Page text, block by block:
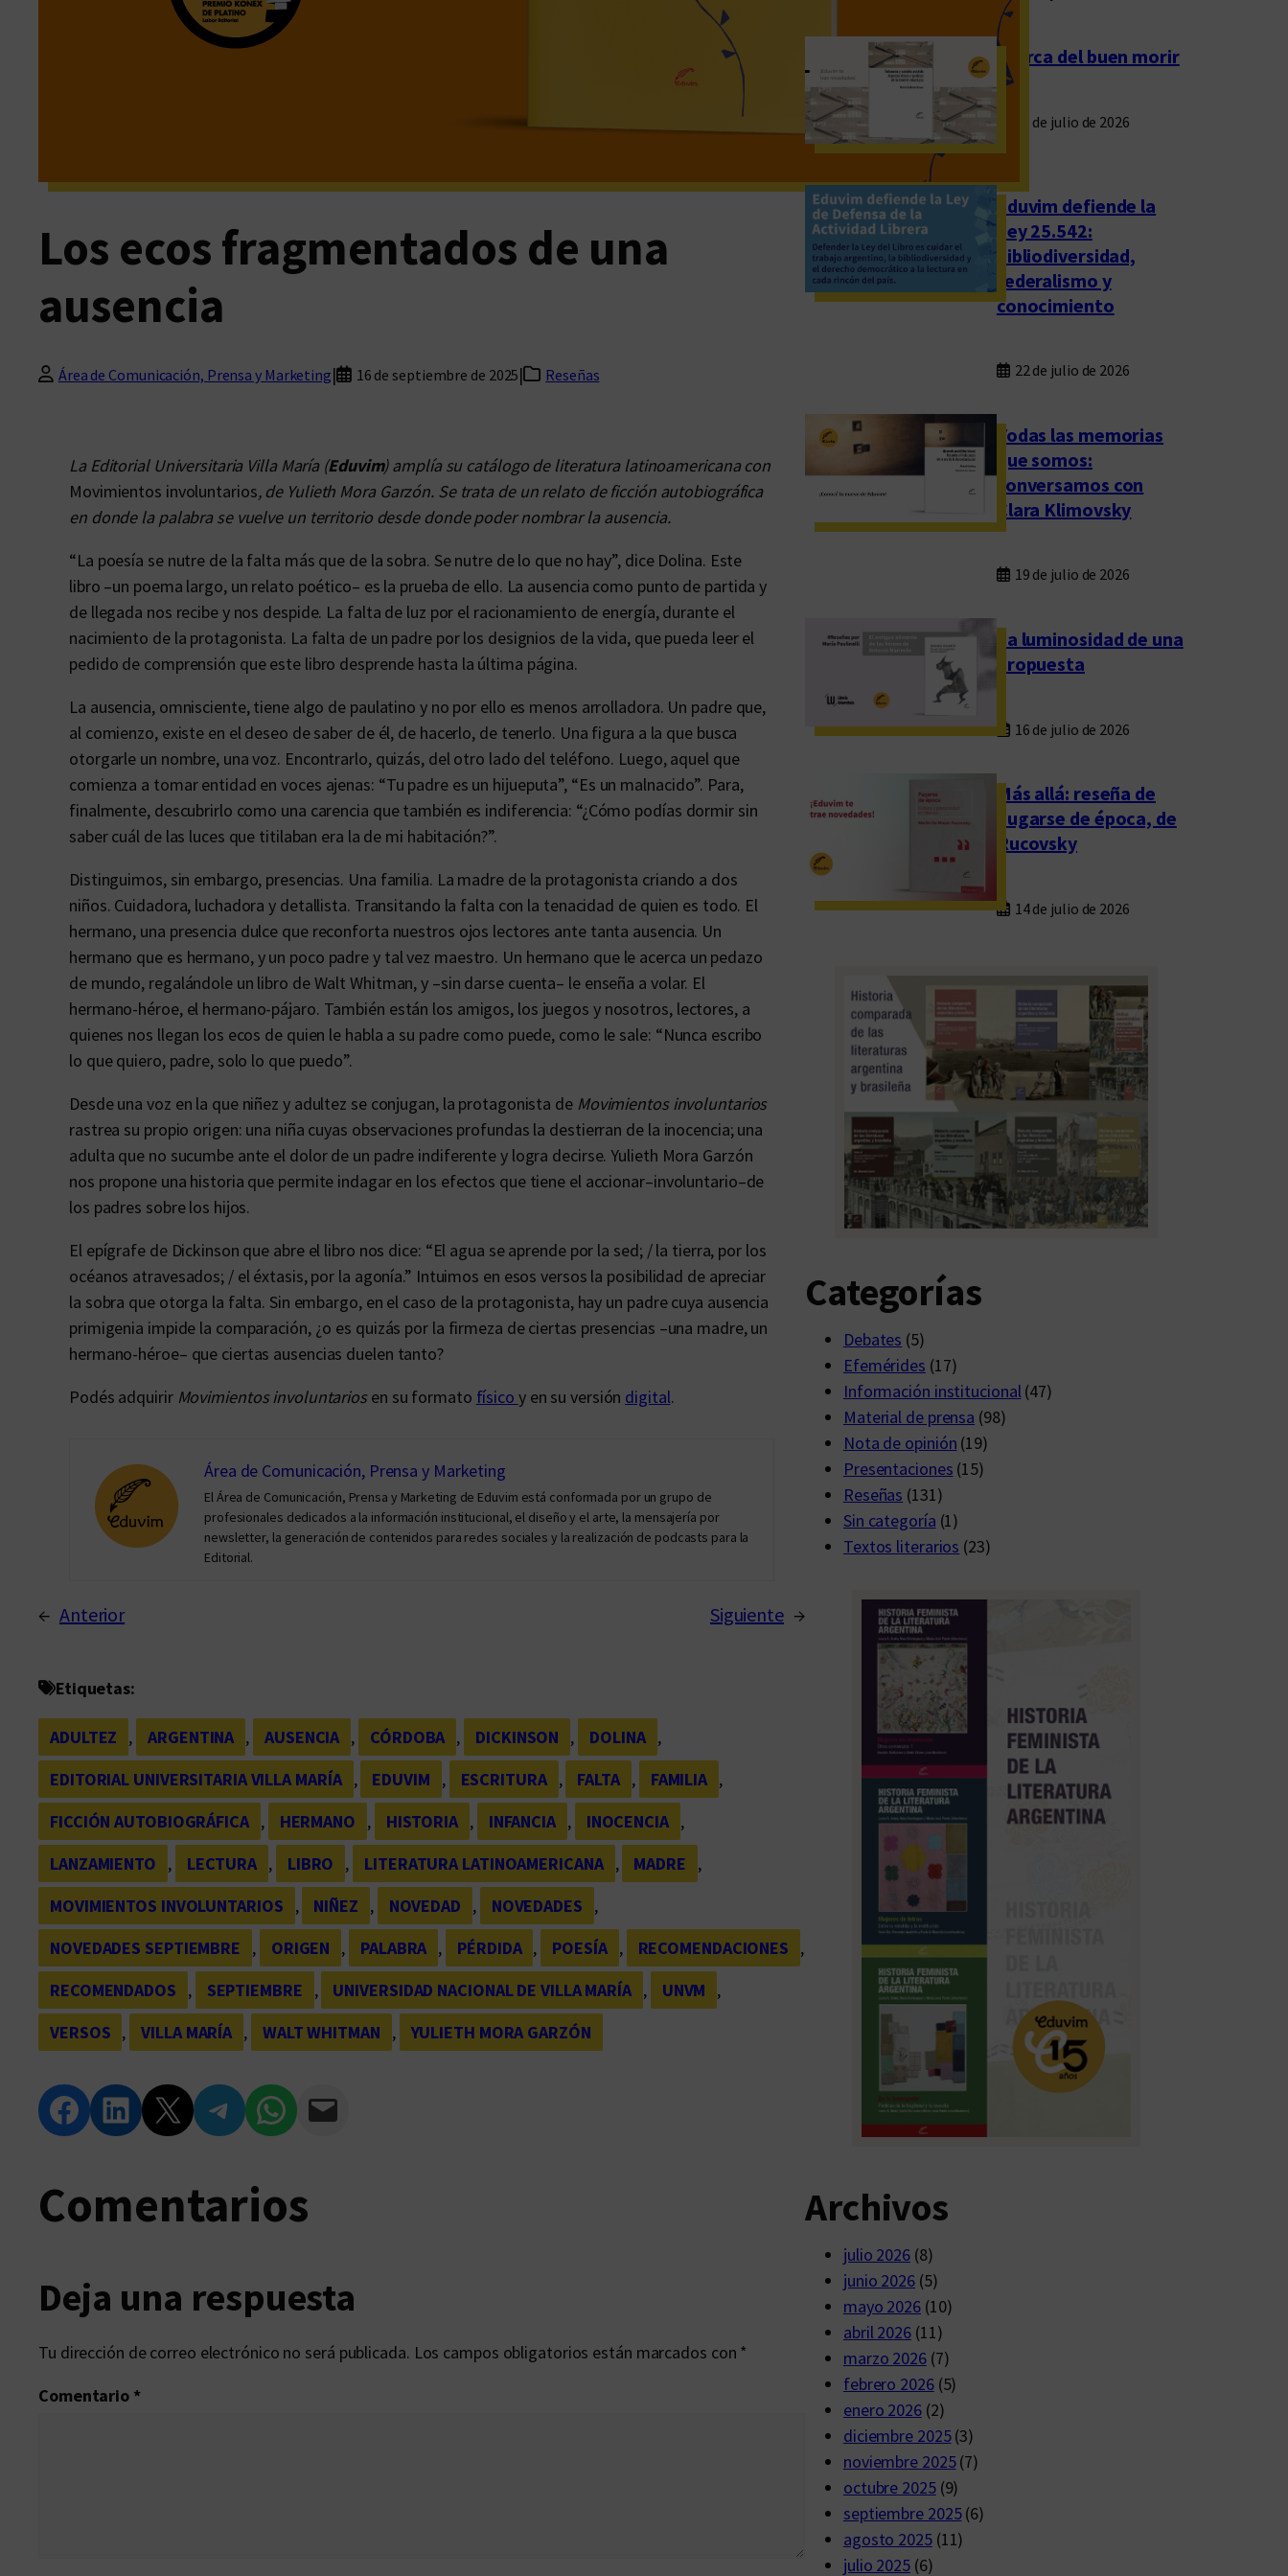
Los ecos fragmentados de una
ausencia
Área de Comunicación, Prensa y Marketing| 16 de septiembre de 2025| Reseñas
La Editorial Universitaria Villa María (Eduvim) amplía su catálogo de literatura latinoamericana con
Movimientos involuntarios, de Yulieth Mora Garzón. Se trata de un relato de ficción autobiográfica
en donde la palabra se vuelve un territorio desde donde poder nombrar la ausencia.
“La poesía se nutre de la falta más que de la sobra. Se nutre de lo que no hay”, dice Dolina. Este
libro –un poema largo, un relato poético– es la prueba de ello. La ausencia como punto de partida y
de llegada nos recibe y nos despide. La falta de luz por el racionamiento de energía, durante el
nacimiento de la protagonista. La falta de un padre por los designios de la vida, que pueda leer el
pedido de comprensión que este libro desprende hasta la última página.
La ausencia, omnisciente, tiene algo de paulatino y no por ello es menos arrolladora. Un padre que,
al comienzo, existe en el deseo de saber de él, de hacerlo, de tenerlo. Una figura a la que busca
otorgarle un nombre, una voz. Encontrarlo, quizás, del otro lado del teléfono. Luego, aquel que
comienza a tomar entidad en voces ajenas: “Tu padre es un hijueputa”, “Es un malnacido”. Para,
finalmente, descubrirlo como una carencia que también es indiferencia: “¿Cómo podías dormir sin
saber cuál de las luces que titilaban era la de mi habitación?”.
Distinguimos, sin embargo, presencias. Una familia. La madre de la protagonista criando a dos
niños. Cuidadora, luchadora y detallista. Transitando la falta con la tenacidad de quien es todo. El
hermano, una presencia dulce que reconforta nuestros ojos lectores ante tanta ausencia. Un
hermano que es hermano, y un poco padre y tal vez maestro. Un hermano que le acerca un pedazo
de mundo, regalándole un libro de Walt Whitman, y –sin darse cuenta– le enseña a volar. El
hermano-héroe, el hermano-pájaro. También están los amigos, los juegos y nosotros, lectores, a
quienes nos llegan los ecos de quien le habla a su padre como puede, como le sale: “Nunca escribo
lo que quiero, padre, solo lo que puedo”.
Desde una voz en la que niñez y adultez se conjugan, la protagonista de Movimientos involuntarios
rastrea su propio origen: una niña cuyas observaciones profundas la destierran de la inocencia; una
adulta que no sucumbe ante el dolor de un padre indiferente y logra decirse. Yulieth Mora Garzón
nos propone una historia que permite indagar en los efectos que tiene el accionar–involuntario–de
los padres sobre los hijos.
El epígrafe de Dickinson que abre el libro nos dice: “El agua se aprende por la sed; / la tierra, por los
océanos atravesados; / el éxtasis, por la agonía.” Intuimos en esos versos la posibilidad de apreciar
la sobra que otorga la falta. Sin embargo, en el caso de la protagonista, hay un padre cuya ausencia
primigenia impide la comparación, ¿o es quizás por la firmeza de ciertas presencias –una madre, un
hermano-héroe– que ciertas ausencias duelen tanto?
Podés adquirir Movimientos involuntarios en su formato físico y en su versión digital.
Área de Comunicación, Prensa y Marketing
El Área de Comunicación, Prensa y Marketing de Eduvim está conformada por un grupo de
profesionales dedicados a la información institucional, el diseño y el arte, la mensajería por
newsletter, la generación de contenidos para redes sociales y la realización de podcasts para la
Editorial.
← Anterior Siguiente →
Etiquetas:
ADULTEZ , ARGENTINA , AUSENCIA , CÓRDOBA , DICKINSON , DOLINA ,
EDITORIAL UNIVERSITARIA VILLA MARÍA , EDUVIM , ESCRITURA , FALTA , FAMILIA ,
FICCIÓN AUTOBIOGRÁFICA , HERMANO , HISTORIA , INFANCIA , INOCENCIA ,
LANZAMIENTO
, LECTURA , LIBRO , LITERATURA LATINOAMERICANA , MADRE
,
MOVIMIENTOS INVOLUNTARIOS
, NIÑEZ , NOVEDAD , NOVEDADES
,
NOVEDADES SEPTIEMBRE
, ORIGEN , PALABRA , PÉRDIDA , POESÍA , RECOMENDACIONES
,
RECOMENDADOS
, SEPTIEMBRE , UNIVERSIDAD NACIONAL DE VILLA MARÍA , UNVM
,
VERSOS , VILLA MARÍA , WALT WHITMAN , YULIETH MORA GARZÓN
Compartir en Facebook Compartir en LinkedIn Compartir en Twitter Compartir en Telegram Compartir en WhatsApp Compartir vía Email
Comentarios
Deja una respuesta
Tu dirección de correo electrónico no será publicada. Los campos obligatorios están marcados con *
Comentario *
Acerca del buen morir
23 de julio de 2026
Eduvim defiende la
Ley 25.542:
bibliodiversidad,
federalismo y
conocimiento
22 de julio de 2026
Todas las memorias
que somos:
conversamos con
Clara Klimovsky
19 de julio de 2026
La luminosidad de una
propuesta
16 de julio de 2026
Más allá: reseña de
Fugarse de época, de
Rucovsky
14 de julio de 2026
Categorías
Debates (5)
Efemérides (17)
Información institucional(47)
Material de prensa (98)
Nota de opinión (19)
Presentaciones (15)
Reseñas (131)
Sin categoría (1)
Textos literarios (23)
Archivos
julio 2026(8)
junio 2026(5)
mayo 2026 (10)
abril 2026(11)
marzo 2026(7)
febrero 2026(5)
enero 2026(2)
diciembre 2025(3)
noviembre 2025(7)
octubre 2025(9)
septiembre 2025(6)
agosto 2025(11)
julio 2025(6)